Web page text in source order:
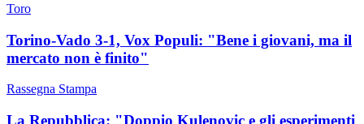
Toro
Torino-Vado 3-1, Vox Populi: "Bene i giovani, ma il
mercato non è finito"
Rassegna Stampa
La Repubblica: "Doppio Kulenovic e gli esperimenti